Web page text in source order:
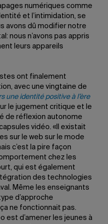
numériques comme
et l’intimidation, se
avons dû modifier notre
nous n’avons pas appris
leurs appareils
ont finalement
avec une vingtaine de
une identité positive à l’ère
le jugement critique et le
de réflexion autonome
vidéo. «Il existait
sur le web sur le mode
c’est la pire façon
chez les
qui est également
des technologies
Même les enseignants
d’approche
ne fonctionnait pas.
est d’amener les jeunes à